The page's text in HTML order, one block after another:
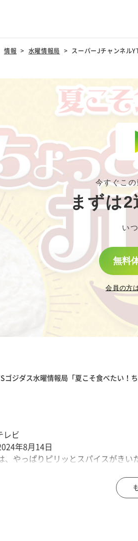
情報 水曜情報局 スーパーJチャンネル
今すぐこ
まずは2
い
無料
会員の方
ゴジダス水曜情報局「夏こそ食べたい！
レビ
年8月14日
、やっぱりピリッとスパイスがき